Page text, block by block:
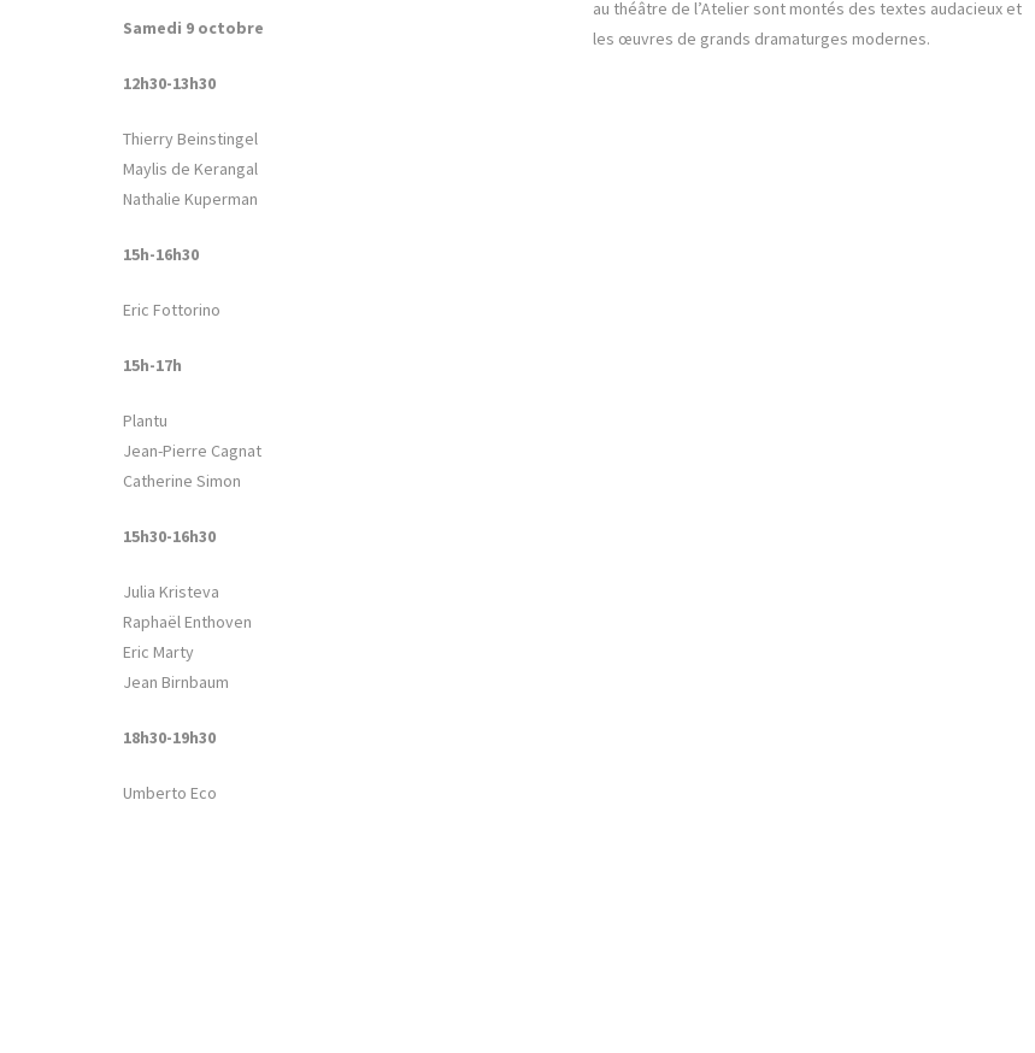
Samedi 9 octobre
12h30-13h30
Thierry Beinstingel
Maylis de Kerangal
Nathalie Kuperman
15h-16h30
Eric Fottorino
15h-17h
Plantu
Jean-Pierre Cagnat
Catherine Simon
15h30-16h30
Julia Kristeva
Raphaël Enthoven
Eric Marty
Jean Birnbaum
18h30-19h30
Umberto Eco
au théâtre de l’Atelier sont montés des textes audacieux et
les œuvres de grands dramaturges modernes.